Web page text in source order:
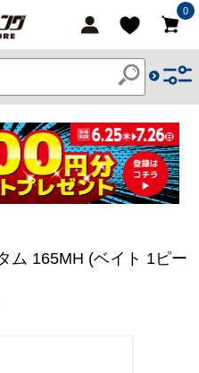
0
ム 165MH (ベイト 1ピー